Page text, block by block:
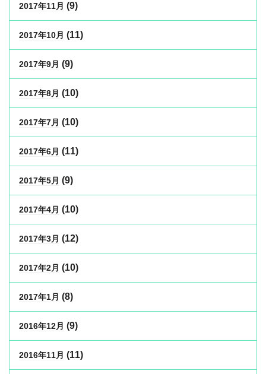
2017年11月 (9)
2017年10月 (11)
2017年9月 (9)
2017年8月 (10)
2017年7月 (10)
2017年6月 (11)
2017年5月 (9)
2017年4月 (10)
2017年3月 (12)
2017年2月 (10)
2017年1月 (8)
2016年12月 (9)
2016年11月 (11)